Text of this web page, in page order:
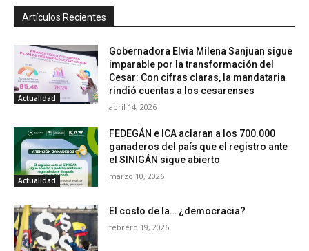
Artículos Recientes
Actualidad
Gobernadora Elvia Milena Sanjuan sigue
imparable por la transformación del
Cesar: Con cifras claras, la mandataria
rindió cuentas a los cesarenses
abril 14, 2026
Actualidad
FEDEGÁN e ICA aclaran a los 700.000
ganaderos del país que el registro ante
el SINIGÁN sigue abierto
marzo 10, 2026
El costo de la… ¿democracia?
febrero 19, 2026